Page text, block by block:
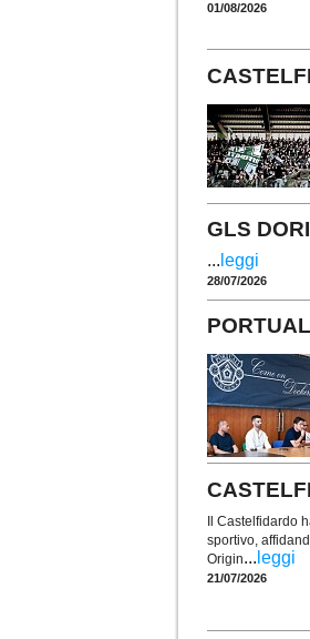
01/08/2026
GLS
... leggi
28/07/2026
Il Castelfidardo
sportivo,
Origin... leggi
21/07/2026